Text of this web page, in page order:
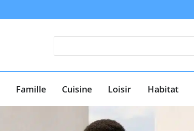
Famille Cuisine Loisir Habitat